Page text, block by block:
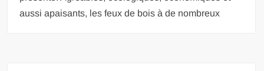
aussi apaisants, les feux de bois à de nombreux